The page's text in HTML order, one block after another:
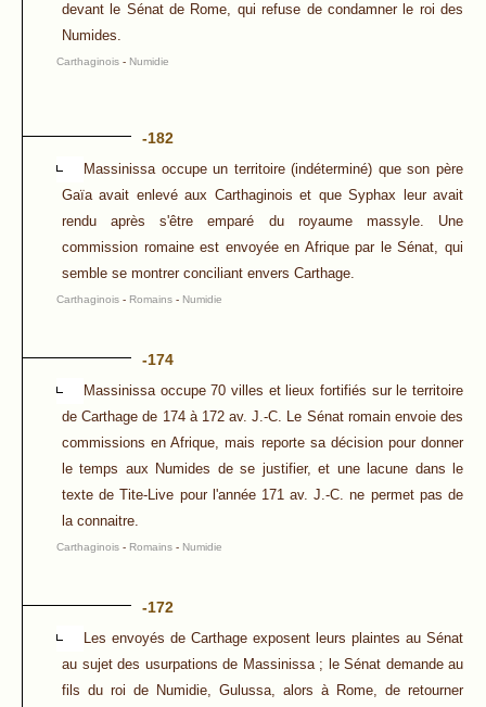
devant le Sénat de Rome, qui refuse de condamner le roi des
Numides.
Carthaginois - Numidie
-182
Massinissa occupe un territoire (indéterminé) que son père
Gaïa avait enlevé aux Carthaginois et que Syphax leur avait
rendu après s'être emparé du royaume massyle. Une
commission romaine est envoyée en Afrique par le Sénat, qui
semble se montrer conciliant envers Carthage.
Carthaginois - Romains - Numidie
-174
Massinissa occupe 70 villes et lieux fortifiés sur le territoire
de Carthage de 174 à 172 av. J.-C. Le Sénat romain envoie des
commissions en Afrique, mais reporte sa décision pour donner
le temps aux Numides de se justifier, et une lacune dans le
texte de Tite-Live pour l'année 171 av. J.-C. ne permet pas de
la connaitre.
Carthaginois - Romains - Numidie
-172
Les envoyés de Carthage exposent leurs plaintes au Sénat
au sujet des usurpations de Massinissa ; le Sénat demande au
fils du roi de Numidie, Gulussa, alors à Rome, de retourner